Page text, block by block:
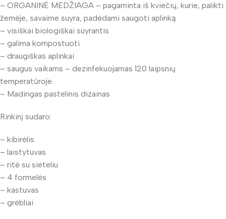
– ORGANINĖ MEDŽIAGA – pagaminta iš kviečių, kurie, palikti
žemėje, savaime suyra, padėdami saugoti aplinką.
– visiškai biologiškai suyrantis
– galima kompostuoti
– draugiškas aplinkai
– saugus vaikams – dezinfekuojamas 120 laipsnių
temperatūroje.
– Madingas pastelinis dizainas
Rinkinį sudaro:
– kibirėlis
– laistytuvas
– ritė su sieteliu
– 4 formelės
– kastuvas
– grėbliai